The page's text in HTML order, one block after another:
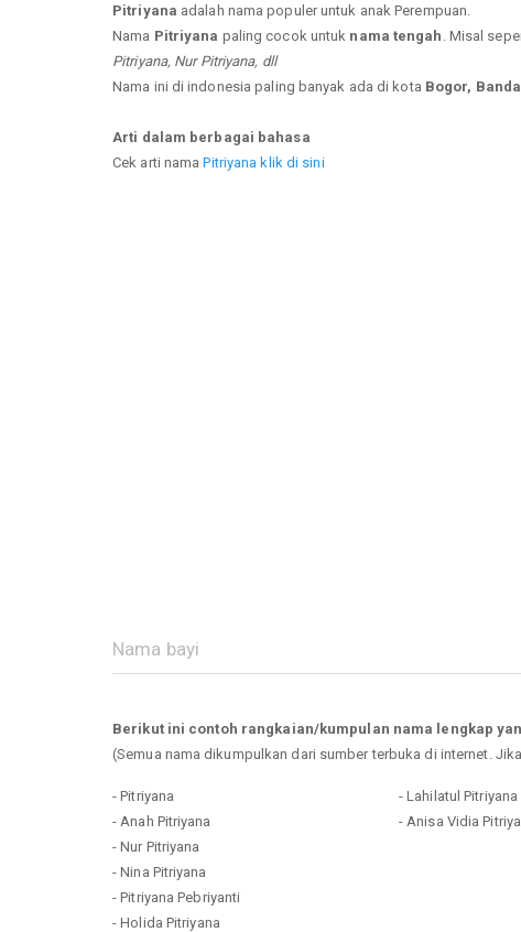
Pitriyana adalah nama populer untuk anak Perempuan.
Nama Pitriyana paling cocok untuk nama tengah . Misal
Pitriyana, Nur Pitriyana, dll
Nama ini di indonesia paling banyak ada di kota Bogor,
Arti dalam berbagai bahasa
Cek arti namaPitriyana klik di sini
Berikut ini contoh rangkaian/kumpulan nama lengkap
(Semua nama dikumpulkan dari sumber terbuka di internet.
- Pitriyana
- Anah Pitriyana
- Nur Pitriyana
- Nina Pitriyana
- Pitriyana Pebriyanti
- Holida Pitriyana
- Lahilatul Pitriyana
- Anisa Vidia